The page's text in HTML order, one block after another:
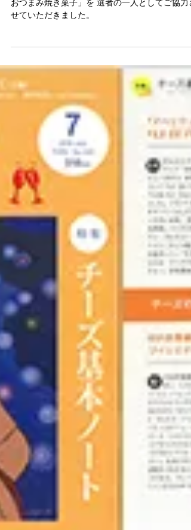
2016年11月8日
「NIKKEIプラス1」に掲載され
ました。
2016年11月8日 何でもランキング「ワインと絶
おつまみ焼き菓子」を 選者の一人としてご協力
せていただきました。